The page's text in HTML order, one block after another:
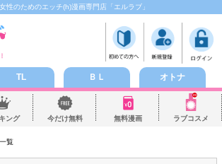
性のためのエッチ(h)漫画専門店「エルラブ」
TL ＢＬ オトナ
ング 今だけ無料 無料漫画 ラブコスメ
覧